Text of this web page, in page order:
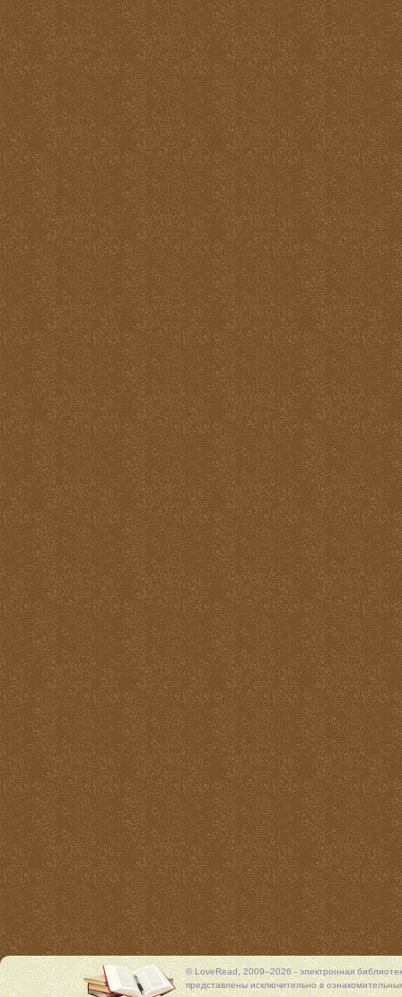
© LoveRead, 2009–2026 - электронная
представлены исключительно в